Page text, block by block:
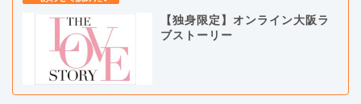
【独身限定】オンライン大阪ラ
ブストーリー